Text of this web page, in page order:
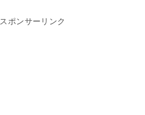
スポンサーリンク